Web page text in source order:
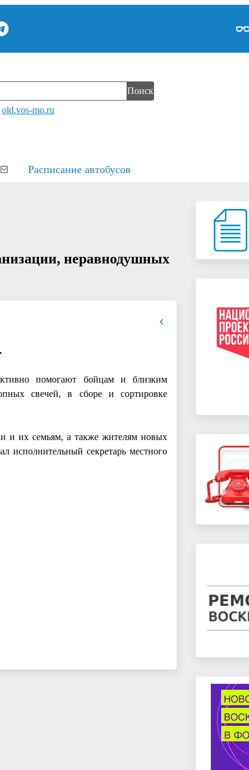
Поиск
old.vos-mo.ru
Расписание автобусов
неравнодушных
помогают бойцам и близким
свечей, в сборе и сортировке
и их семьям, а также жителям новых
исполнительный секретарь местного